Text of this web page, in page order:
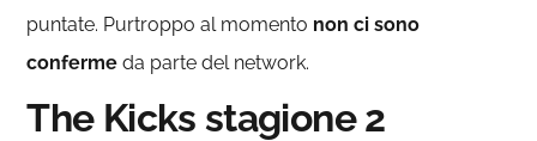
puntate. Purtroppo al momento non ci sono
conferme da parte del network.
The Kicks stagione 2